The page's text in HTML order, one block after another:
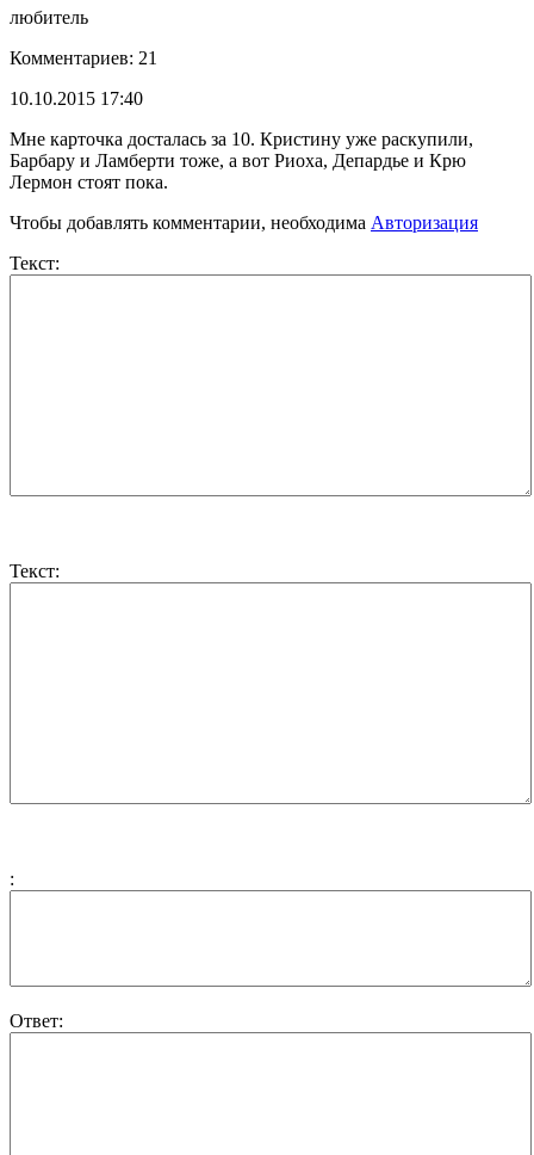
любитель
Комментариев: 21
10.10.2015 17:40
Мне карточка досталась за 10. Кристину уже раскупили,
Барбару и Ламберти тоже, а вот Риоха, Депардье и Крю
Лермон стоят пока.
Чтобы добавлять комментарии, необходима Авторизация
Текст:
Текст:
:
Ответ: